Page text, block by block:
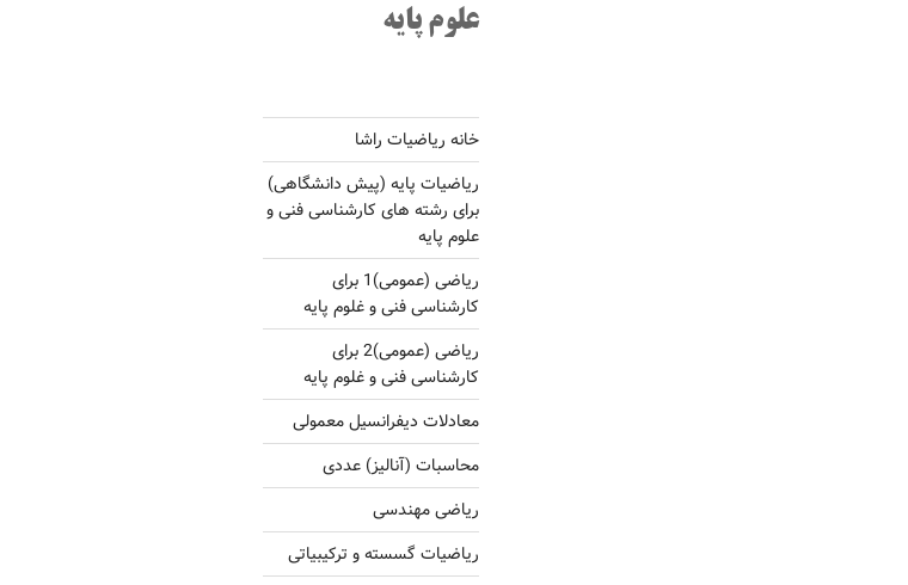
علوم پایه
خانه ریاضیات راشا
ریاضیات پایه (پیش دانشگاهی)
برای رشته های کارشناسی فنی و
علوم پایه
ریاضی (عمومی)1 برای
کارشناسی فنی و غلوم پایه
ریاضی (عمومی)2 برای
کارشناسی فنی و غلوم پایه
معادلات دیفرانسیل معمولی
محاسبات (آنالیز) عددی
ریاضی مهندسی
ریاضیات گسسته و ترکیبیاتی